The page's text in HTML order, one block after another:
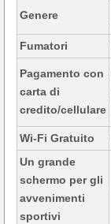
Genere
Fumatori
Pagamento con
carta di
credito/cellulare
Wi-Fi Gratuito
Un grande
schermo per gli
avvenimenti
sportivi